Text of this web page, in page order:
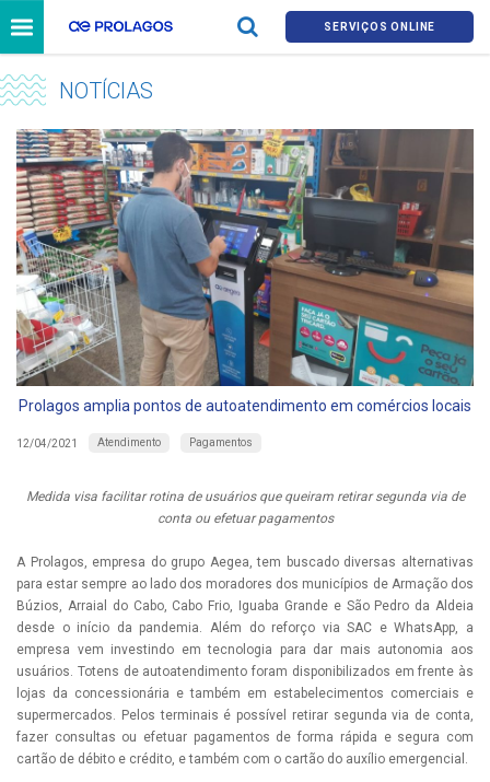
SERVIÇOS ONLINE
NOTÍCIAS
Prolagos amplia pontos de autoatendimento em comércios locais
12/04/2021 Atendimento Pagamentos
Medida visa facilitar rotina de usuários que queiram retirar segunda via de
conta ou efetuar pagamentos
A Prolagos, empresa do grupo Aegea, tem buscado diversas alternativas
para estar sempre ao lado dos moradores dos municípios de Armação dos
Búzios, Arraial do Cabo, Cabo Frio, Iguaba Grande e São Pedro da Aldeia
desde o início da pandemia. Além do reforço via SAC e WhatsApp, a
empresa vem investindo em tecnologia para dar mais autonomia aos
usuários. Totens de autoatendimento foram disponibilizados em frente às
lojas da concessionária e também em estabelecimentos comerciais e
supermercados. Pelos terminais é possível retirar segunda via de conta,
fazer consultas ou efetuar pagamentos de forma rápida e segura com
cartão de débito e crédito, e também com o cartão do auxílio emergencial.